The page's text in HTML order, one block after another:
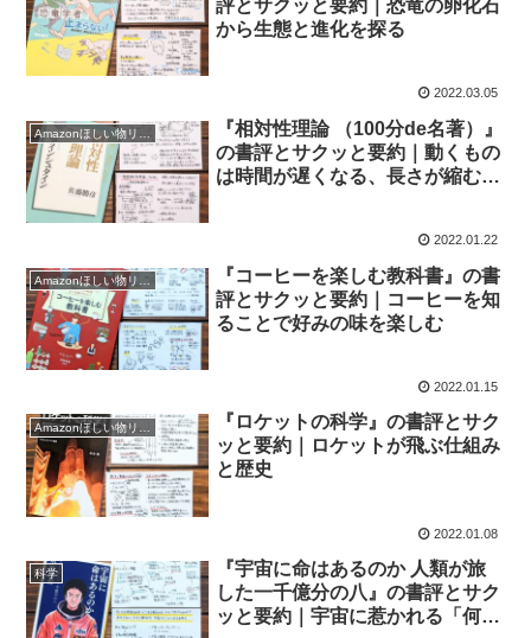
評とサクッと要約｜恐竜の卵化石
から生態と進化を探る
2022.03.05
Amazonほしい物リスト2021
『相対性理論 （100分de名著）』
の書評とサクッと要約｜動くもの
は時間が遅くなる、長さが縮む、
2022.01.22
『コーヒーを楽しむ教科書』の書
評とサクッと要約｜コーヒーを知
ることで好みの味を楽しむ
2022.01.15
『ロケットの科学』の書評とサク
ッと要約｜ロケットが飛ぶ仕組み
と歴史
2022.01.08
科学
『宇宙に命はあるのか 人類が旅
した一千億分の八』の書評とサク
ッと要約｜宇宙に惹かれる「何